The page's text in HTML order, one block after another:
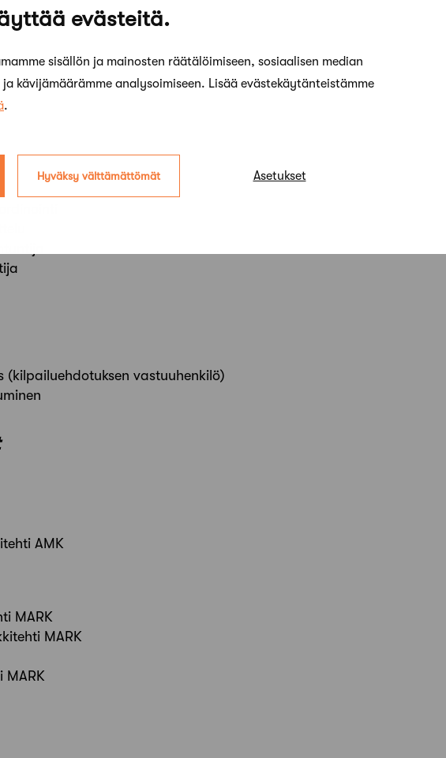
evästeitä.
sisällön ja mainosten räätälöimiseen, sosiaalisen median
kävijämäärämme analysoimiseen. Lisää evästekäytänteistämme
.
Hyväksy välttämättömät Asetukset
vastuuhenkilö)
AMK
MARK
MARK
MARK